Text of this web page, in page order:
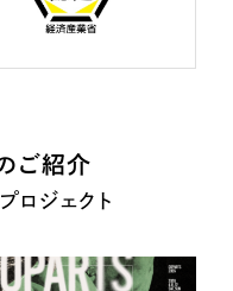
ご紹介
ロジェクト